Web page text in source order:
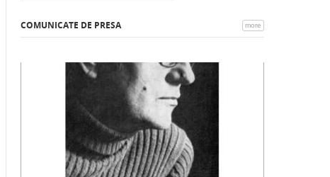
COMUNICATE DE PRESA more